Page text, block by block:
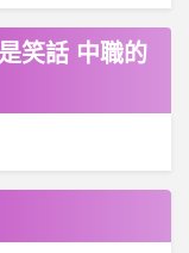
笑話 中職的